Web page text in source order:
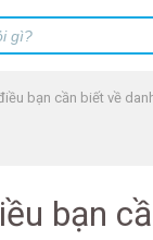
bạn cần biết về
bạn